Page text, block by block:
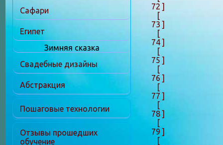
72 ]
[
73 ]
[
74 ]
[
75 ]
[
76 ]
[
77 ]
[
78 ]
[
79 ]
[
Сафари
Египет
Зимняя сказка
Свадебные дизайны
Абстракция
Пошаговые технологии
Отзывы прошедших
обучение